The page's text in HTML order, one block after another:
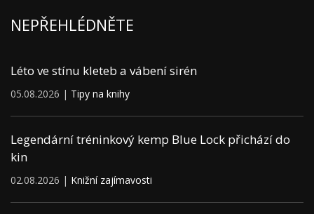
NEPŘEHLÉDNĚTE
Léto ve stínu kleteb a vábení sirén
05.08.2026 | Tipy na knihy
Legendární tréninkový kemp Blue Lock přichází do
kin
02.08.2026 | Knižní zajímavosti